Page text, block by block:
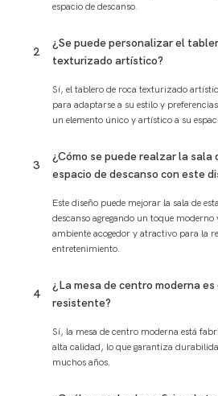
espacio de descanso.
2
¿Se puede personalizar el
texturizado artístico?
Sí, el tablero de roca texturizado
para adaptarse a su estilo y
un elemento único y artístico a su
3
¿Cómo se puede realzar la sala
espacio de descanso con este
Este diseño puede mejorar la sala de
descanso agregando un toque
ambiente acogedor y atractivo para la
entretenimiento.
4
¿La mesa de centro moderna
resistente?
Sí, la mesa de centro moderna está
alta calidad, lo que garantiza
muchos años.